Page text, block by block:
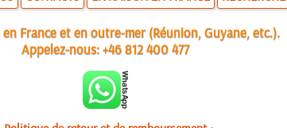
France et en outre-mer (Réunion, Guyane, etc.).
Appelez-nous:+46 812 400 477